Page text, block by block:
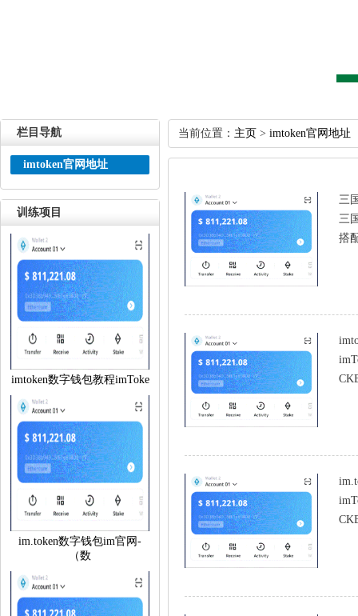
栏目导航
imtoken官网地址
训练项目
imtoken数字钱包教程imToke
im.token数字钱包im官网-
（数
当前位置： 主页 > imtoken官网地址
三
三
搭